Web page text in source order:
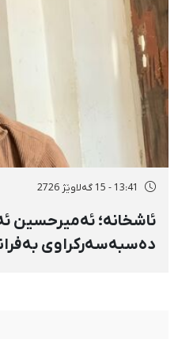
13:41 - 15 گەلاوێژ 2726
ئاشخانە؛ ئەمیرحسین
دەسبەسەرکراوی